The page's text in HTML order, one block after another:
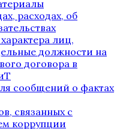
расходах, об
лиц,
должности на
договора в
сообщений о фактах
связанных с
коррупции